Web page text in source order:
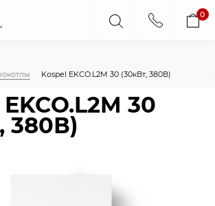
0
Kospel EKCO.L2M 30 (30кВт, 380В)
30
380В)